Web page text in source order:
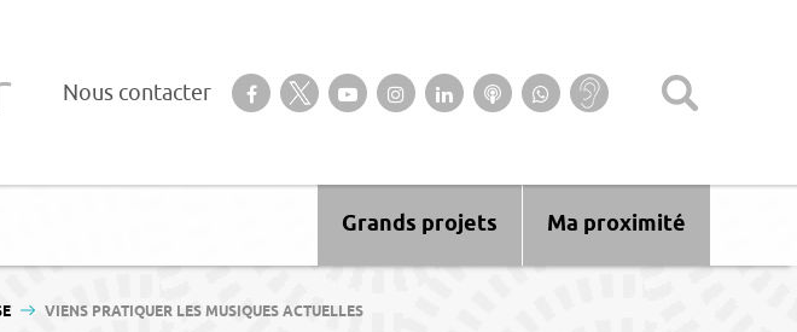
Nous contacter Suivez-nous sur notre page Facebook
Suivez-nous sur Twitter
Suivez-nous sur YouTube
Suivez-nous sur Instagram
Retrouvez-nous sur Linkedin
Ecoutez nos Podcasts
Suivez-nous sur
WhatsApp
Baisse
d’audition ?
Ma proximité
Grands projets
VIENS PRATIQUER LES MUSIQUES ACTUELLES